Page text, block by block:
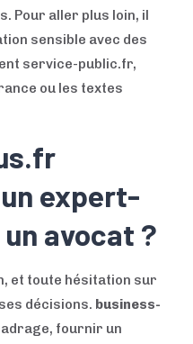
Pour aller plus loin, il
sensible avec des
service-public.fr,
ou les textes
expert-
avocat ?
et toute hésitation sur
décisions. business-
fournir un